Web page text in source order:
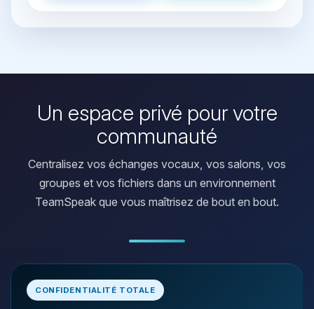
Un espace privé pour votre
communauté
Centralisez vos échanges vocaux, vos salons, vos
groupes et vos fichiers dans un environnement
TeamSpeak que vous maîtrisez de bout en bout.
CONFIDENTIALITÉ TOTALE
Youpi, enfin quelqu’un pour me
parler ! Moi c’est Choupy, ton petit